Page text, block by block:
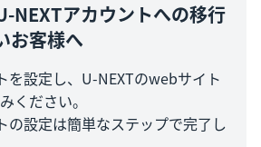
NEXTアカウントへの移行
お客様へ
を設定し、U-NEXTのwebサイト
ください。
の設定は簡単なステップで完了し